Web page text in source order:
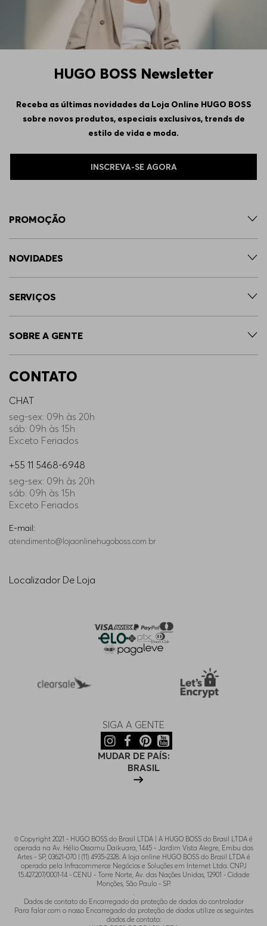
HUGO BOSS Newsletter
Receba as últimas novidades da Loja Online HUGO BOSS
sobre novos produtos, especiais exclusivos, trends de
estilo de vida e moda.
INSCREVA-SE AGORA
PROMOÇÃO
NOVIDADES
SERVIÇOS
SOBRE A GENTE
CONTATO
CHAT
seg-sex: 09h às 20h
sáb: 09h às 15h
Exceto Feriados
+55 11 5468-6948
seg-sex: 09h às 20h
sáb: 09h às 15h
Exceto Feriados
E-mail:
atendimento@lojaonlinehugoboss.com.br
Localizador De Loja
SIGA A GENTE
MUDAR DE PAÍS:
BRASIL
© Copyright 2021 - HUGO BOSS do Brasil LTDA | A HUGO BOSS do Brasil LTDA é
operada na Av. Hélio Ossamu Daikuara, 1445 - Jardim Vista Alegre, Embu das
Artes - SP, 03621-070 | (11) 4935-2328. A loja online HUGO BOSS do Brasil LTDA é
operada pela Infracommerce Negócios e Soluções em Internet Ltda. CNPJ
15.427.207/0001-14 - CENU - Torre Norte, Av. das Nações Unidas, 12901 - Cidade
Monções, São Paulo - SP.
.
Dados de contato do Encarregado da proteção de dados do controlador
Para falar com o nosso Encarregado da proteção de dados utilize os seguintes
dados de contato: